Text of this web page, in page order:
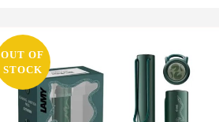
OUT OF
STOCK